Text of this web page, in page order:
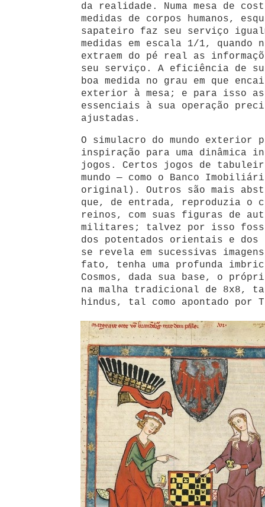
da realidade. Numa mesa de
medidas de corpos humanos,
sapateiro faz seu serviço
medidas em escala 1/1, quando
extraem do pé real as
seu serviço. A eficiência de
boa medida no grau em que
exterior à mesa; e para isso as
essenciais à sua operação
ajustadas.
O simulacro do mundo exterior
inspiração para uma dinâmica
jogos. Certos jogos de
mundo — como o Banco
original). Outros são mais
que, de entrada, reproduzia o
reinos, com suas figuras de
militares; talvez por isso
dos potentados orientais e dos
se revela em sucessivas
fato, tenha uma profunda
Cosmos, dada sua base, o
na malha tradicional de 8x8,
hindus, tal como apontado por